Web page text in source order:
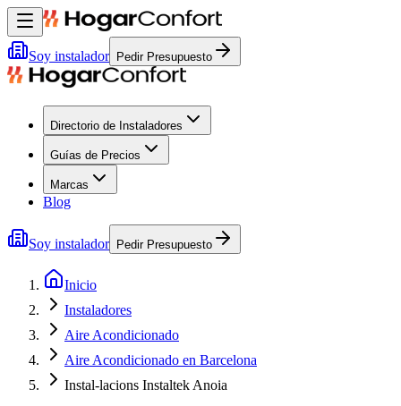
Soy instalador Pedir Presupuesto
Directorio de Instaladores
Guías de Precios
Marcas
Blog
Soy instalador Pedir Presupuesto
Inicio
Instaladores
Aire Acondicionado
Aire Acondicionado en Barcelona
Instal-lacions Instaltek Anoia